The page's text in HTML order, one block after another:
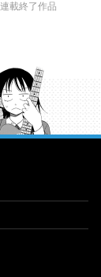
連載終了作品
ーキー！